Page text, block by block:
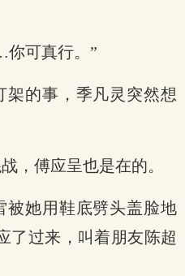
可真行。”
架的事，季凡灵突然想
，傅应呈也是在的。
被她用鞋底劈头盖脸地
了过来，叫着朋友陈超